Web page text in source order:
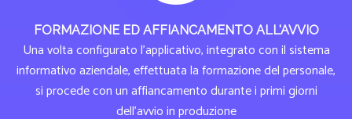
FORMAZIONE ED AFFIANCAMENTO ALL'AVVIO
Una volta configurato l'applicativo, integrato con il sistema
informativo aziendale, effettuata la formazione del personale,
si procede con un affiancamento durante i primi giorni
dell'avvio in produzione